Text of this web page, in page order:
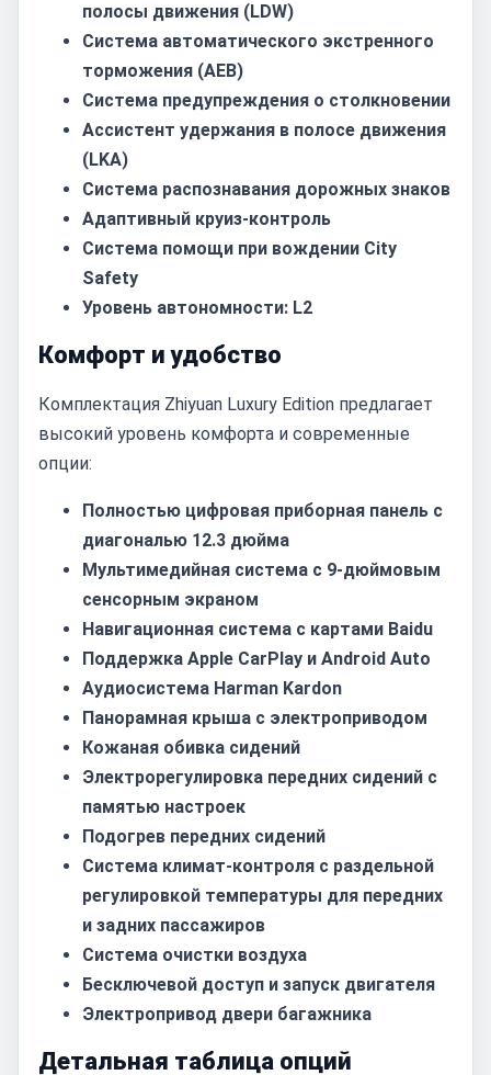
полосы движения (LDW)
Система автоматического экстренного
торможения (AEB)
Система предупреждения о столкновении
Ассистент удержания в полосе движения
(LKA)
Система распознавания дорожных знаков
Адаптивный круиз-контроль
Система помощи при вождении City
Safety
Уровень автономности: L2
Комфорт и удобство
Комплектация Zhiyuan Luxury Edition предлагает
высокий уровень комфорта и современные
опции:
Полностью цифровая приборная панель с
диагональю 12.3 дюйма
Мультимедийная система с 9-дюймовым
сенсорным экраном
Навигационная система с картами Baidu
Поддержка Apple CarPlay и Android Auto
Аудиосистема Harman Kardon
Панорамная крыша с электроприводом
Кожаная обивка сидений
Электрорегулировка передних сидений с
памятью настроек
Подогрев передних сидений
Система климат-контроля с раздельной
регулировкой температуры для передних
и задних пассажиров
Система очистки воздуха
Бесключевой доступ и запуск двигателя
Электропривод двери багажника
Детальная таблица опций